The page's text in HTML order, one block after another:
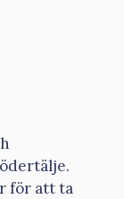
för att ta